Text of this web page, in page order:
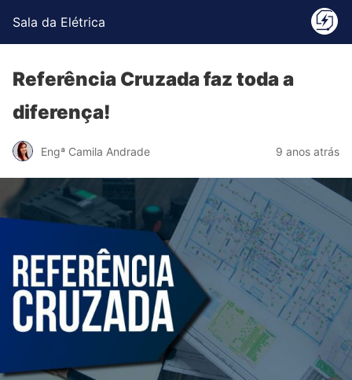
Sala da Elétrica
Referência Cruzada faz toda a
diferença!
Engª Camila Andrade 9 anos atrás